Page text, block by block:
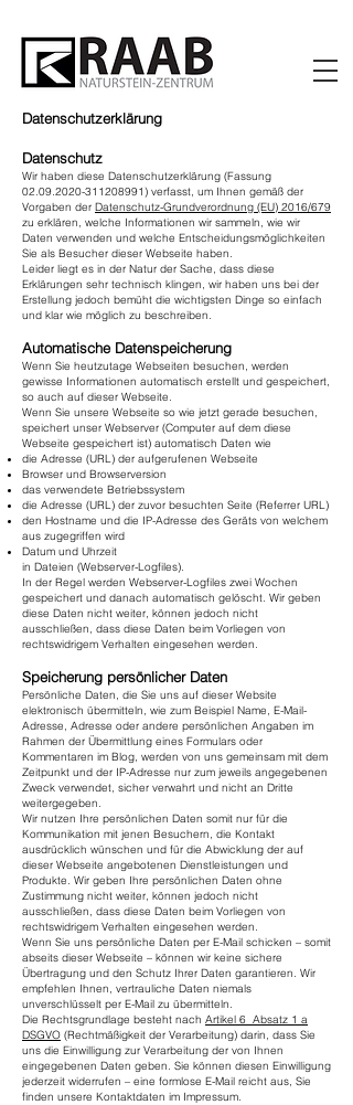
Datenschutzerklärung
Datenschutz
Wir haben diese Datenschutzerklärung (Fassung
02.09.2020-311208991) verfasst, um Ihnen gemäß der
Vorgaben der Datenschutz-Grundverordnung (EU) 2016/679
zu erklären, welche Informationen wir sammeln, wie wir
Daten verwenden und welche Entscheidungsmöglichkeiten
Sie als Besucher dieser Webseite haben.
Leider liegt es in der Natur der Sache, dass diese
Erklärungen sehr technisch klingen, wir haben uns bei der
Erstellung jedoch bemüht die wichtigsten Dinge so einfach
und klar wie möglich zu beschreiben.
Automatische Datenspeicherung
Wenn Sie heutzutage Webseiten besuchen, werden
gewisse Informationen automatisch erstellt und gespeichert,
so auch auf dieser Webseite.
Wenn Sie unsere Webseite so wie jetzt gerade besuchen,
speichert unser Webserver (Computer auf dem diese
Webseite gespeichert ist) automatisch Daten wie
die Adresse (URL) der aufgerufenen Webseite
Browser und Browserversion
das verwendete Betriebssystem
die Adresse (URL) der zuvor besuchten Seite (Referrer URL)
den Hostname und die IP-Adresse des Geräts von welchem
aus zugegriffen wird
Datum und Uhrzeit
in Dateien (Webserver-Logfiles).
In der Regel werden Webserver-Logfiles zwei Wochen
gespeichert und danach automatisch gelöscht. Wir geben
diese Daten nicht weiter, können jedoch nicht
ausschließen, dass diese Daten beim Vorliegen von
rechtswidrigem Verhalten eingesehen werden.
Speicherung persönlicher Daten
Persönliche Daten, die Sie uns auf dieser Website
elektronisch übermitteln, wie zum Beispiel Name, E-Mail-
Adresse, Adresse oder andere persönlichen Angaben im
Rahmen der Übermittlung eines Formulars oder
Kommentaren im Blog, werden von uns gemeinsam mit dem
Zeitpunkt und der IP-Adresse nur zum jeweils angegebenen
Zweck verwendet, sicher verwahrt und nicht an Dritte
weitergegeben.
Wir nutzen Ihre persönlichen Daten somit nur für die
Kommunikation mit jenen Besuchern, die Kontakt
ausdrücklich wünschen und für die Abwicklung der auf
dieser Webseite angebotenen Dienstleistungen und
Produkte. Wir geben Ihre persönlichen Daten ohne
Zustimmung nicht weiter, können jedoch nicht
ausschließen, dass diese Daten beim Vorliegen von
rechtswidrigem Verhalten eingesehen werden.
Wenn Sie uns persönliche Daten per E-Mail schicken – somit
abseits dieser Webseite – können wir keine sichere
Übertragung und den Schutz Ihrer Daten garantieren. Wir
empfehlen Ihnen, vertrauliche Daten niemals
unverschlüsselt per E-Mail zu übermitteln.
Die Rechtsgrundlage besteht nach Artikel 6 Absatz 1 a
DSGVO (Rechtmäßigkeit der Verarbeitung) darin, dass Sie
uns die Einwilligung zur Verarbeitung der von Ihnen
eingegebenen Daten geben. Sie können diesen Einwilligung
jederzeit widerrufen – eine formlose E-Mail reicht aus, Sie
finden unsere Kontaktdaten im Impressum.